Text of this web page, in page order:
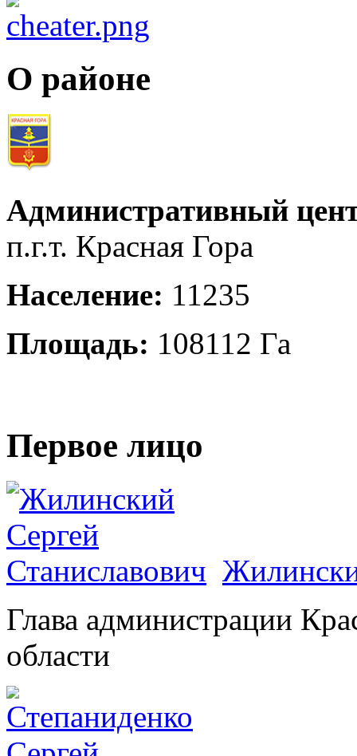
О районе
Административный
п.г.т. Красная Гора
Население: 11235
Площадь: 108112 Га
Первое лицо
Глава администрации
области